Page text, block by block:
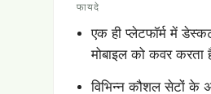
फायदे
एक ही प्लेटफॉर्म में
मोबाइल को कवर करता
विभिन्न कौशल सेटों के